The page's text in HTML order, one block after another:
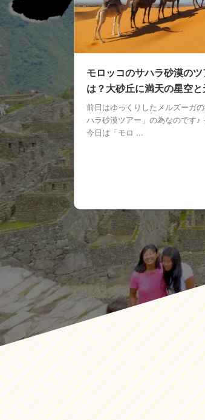
モロッコのサハラ砂漠の
は？大砂丘に満天の星空
前日はゆっくりしたメルズーガ
ハラ砂漠ツアー」の為なのです♪
今日は「モロ ...